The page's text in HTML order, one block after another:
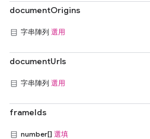
documentOrigins
字串陣列 選用
documentUrls
字串陣列 選用
frameIds
number[] 選填